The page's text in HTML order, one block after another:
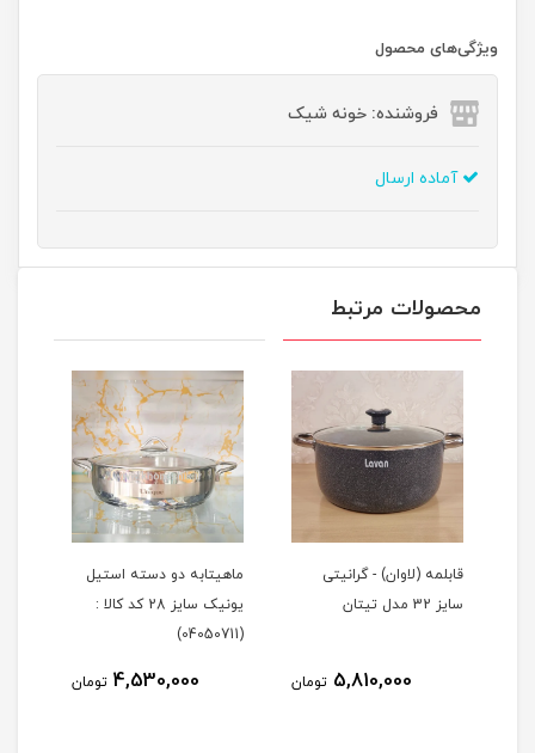
ویژگی‌های محصول
فروشنده: خونه شیک
آماده ارسال
محصولات مرتبط
قابلمه (لاوان) - گرانیتی
سایز 32 مدل تیتان
5,810,000 تومان
ماهیتابه دو دسته استیل
یونیک سایز 28 کد کالا :
(04050711)
4,530,000 تومان